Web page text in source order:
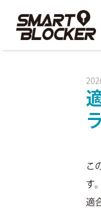
こ
す。
適